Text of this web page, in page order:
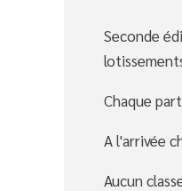
Seconde
Chaque
A l'arrivée
Aucun